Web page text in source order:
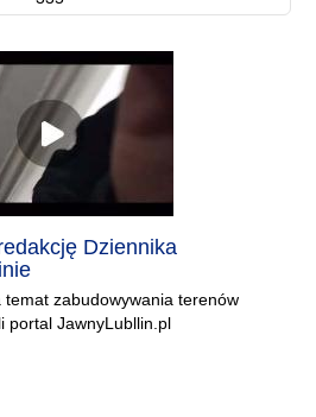
Dziennika
zabudowywania terenów
portal JawnyLubllin.pl